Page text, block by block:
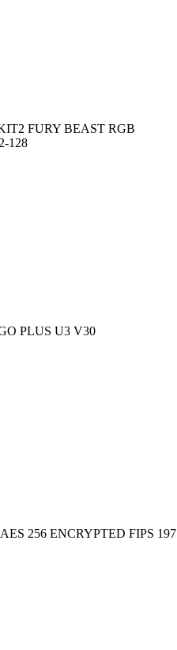
FURY BEAST RGB
128
PLUS U3 V30
256 ENCRYPTED FIPS 197